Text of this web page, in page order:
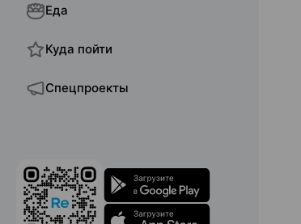
Еда
Куда пойти
Спецпроекты